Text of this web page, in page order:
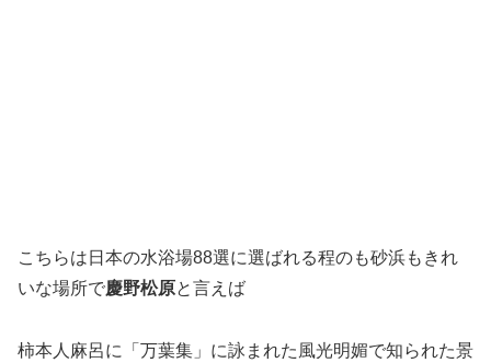
こちらは日本の水浴場88選に選ばれる程のも砂浜もきれ
いな場所で慶野松原と言えば
柿本人麻呂に「万葉集」に詠まれた風光明媚で知られた景